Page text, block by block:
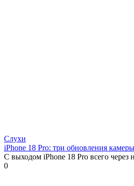
Слухи
iPhone 18 Pro: три обновления
С выходом iPhone 18 Pro всего через
0